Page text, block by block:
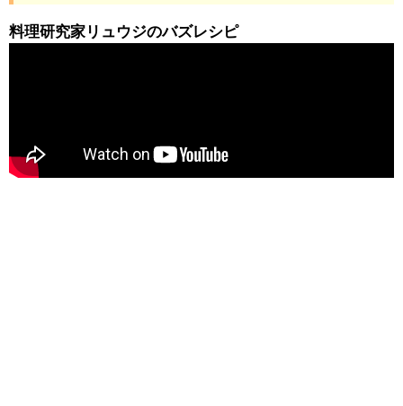
料理研究家リュウジのバズレシピ